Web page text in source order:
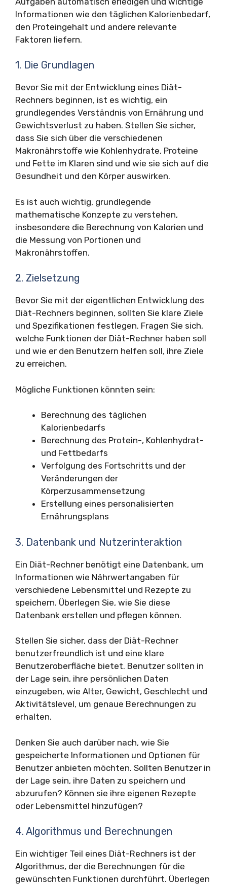
Informationen wie den täglichen Kalorienbedarf,
den Proteingehalt und andere relevante
Faktoren liefern.
1. Die Grundlagen
Bevor Sie mit der Entwicklung eines Diät-
Rechners beginnen, ist es wichtig, ein
grundlegendes Verständnis von Ernährung und
Gewichtsverlust zu haben. Stellen Sie sicher,
dass Sie sich über die verschiedenen
Makronährstoffe wie Kohlenhydrate, Proteine
und Fette im Klaren sind und wie sie sich auf die
Gesundheit und den Körper auswirken.
Es ist auch wichtig, grundlegende
mathematische Konzepte zu verstehen,
insbesondere die Berechnung von Kalorien und
die Messung von Portionen und
Makronährstoffen.
2. Zielsetzung
Bevor Sie mit der eigentlichen Entwicklung des
Diät-Rechners beginnen, sollten Sie klare Ziele
und Spezifikationen festlegen. Fragen Sie sich,
welche Funktionen der Diät-Rechner haben soll
und wie er den Benutzern helfen soll, ihre Ziele
zu erreichen.
Mögliche Funktionen könnten sein:
Berechnung des täglichen
Kalorienbedarfs
Berechnung des Protein-, Kohlenhydrat-
und Fettbedarfs
Verfolgung des Fortschritts und der
Veränderungen der
Körperzusammensetzung
Erstellung eines personalisierten
Ernährungsplans
3. Datenbank und Nutzerinteraktion
Ein Diät-Rechner benötigt eine Datenbank, um
Informationen wie Nährwertangaben für
verschiedene Lebensmittel und Rezepte zu
speichern. Überlegen Sie, wie Sie diese
Datenbank erstellen und pflegen können.
Stellen Sie sicher, dass der Diät-Rechner
benutzerfreundlich ist und eine klare
Benutzeroberfläche bietet. Benutzer sollten in
der Lage sein, ihre persönlichen Daten
einzugeben, wie Alter, Gewicht, Geschlecht und
Aktivitätslevel, um genaue Berechnungen zu
erhalten.
Denken Sie auch darüber nach, wie Sie
gespeicherte Informationen und Optionen für
Benutzer anbieten möchten. Sollten Benutzer in
der Lage sein, ihre Daten zu speichern und
abzurufen? Können sie ihre eigenen Rezepte
oder Lebensmittel hinzufügen?
4. Algorithmus und Berechnungen
Ein wichtiger Teil eines Diät-Rechners ist der
Algorithmus, der die Berechnungen für die
gewünschten Funktionen durchführt. Überlegen